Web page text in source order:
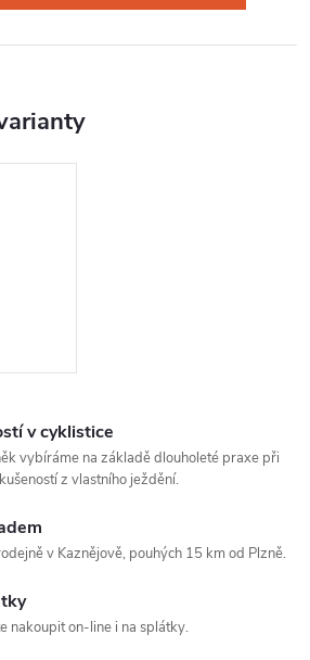
v cyklistice
vybíráme na základě dlouholeté praxe při
z vlastního ježdění.
v Kaznějově, pouhých 15 km od Plzně.
nakoupit on-line i na splátky.